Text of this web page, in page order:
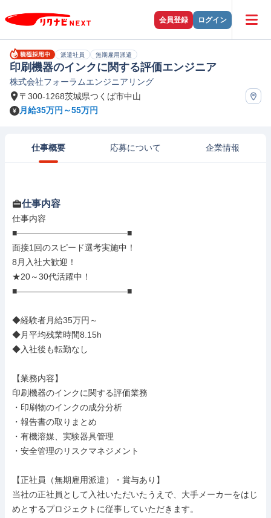
会員登録 ログイン
派遣社員 無期雇用派遣
印刷機器のインクに関する評価エンジニア
株式会社フォーラムエンジニアリング
〒300-1268茨城県つくば市中山
月給35万円～55万円
仕事概要 応募について 企業情報
仕事内容
仕事内容
■―――――――――――――■
面接1回のスピード選考実施中！
8月入社大歓迎！
★20～30代活躍中！
■―――――――――――――■
◆経験者月給35万円～
◆月平均残業時間8.15h
◆入社後も転勤なし
【業務内容】
印刷機器のインクに関する評価業務
・印刷物のインクの成分分析
・報告書の取りまとめ
・有機溶媒、実験器具管理
・安全管理のリスクマネジメント
【正社員（無期雇用派遣）・賞与あり】
当社の正社員として入社いただいたうえで、大手メーカーをはじ
めとするプロジェクトに従事していただきます。